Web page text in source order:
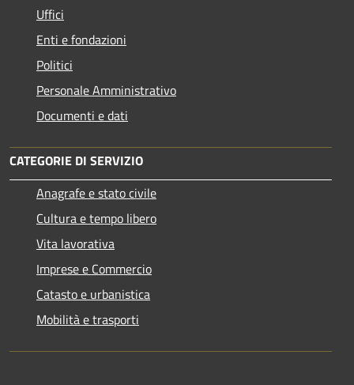
Uffici
Enti e fondazioni
Politici
Personale Amministrativo
Documenti e dati
CATEGORIE DI SERVIZIO
Anagrafe e stato civile
Cultura e tempo libero
Vita lavorativa
Imprese e Commercio
Catasto e urbanistica
Mobilità e trasporti